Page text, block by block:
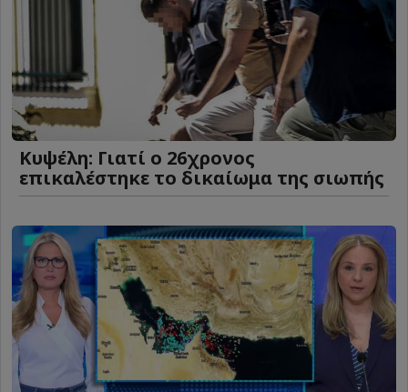
Κυψέλη: Γιατί ο 26χρονος
επικαλέστηκε το δικαίωμα της σιωπής